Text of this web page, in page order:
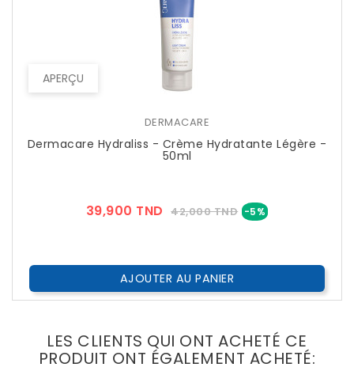
APERÇU
DERMACARE
Dermacare Hydraliss - Crème Hydratante Légère -
50ml
39,900 TND Prix
42,000 TND -5%Prix
AJOUTER AU PANIER
LES CLIENTS QUI ONT ACHETÉ CE
PRODUIT ONT ÉGALEMENT ACHETÉ: